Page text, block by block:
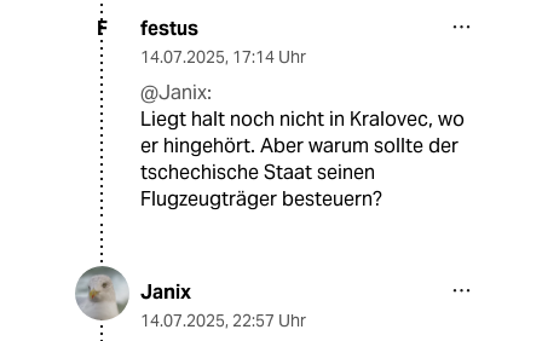
F festus
14.07.2025, 17:14 Uhr
@Janix:
Liegt halt noch nicht in Kralovec, wo
er hingehört. Aber warum sollte der
tschechische Staat seinen
Flugzeugträger besteuern?
Janix
14.07.2025, 22:57 Uhr